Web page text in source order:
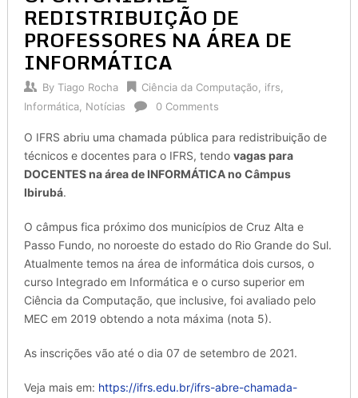
REDISTRIBUIÇÃO DE
PROFESSORES NA ÁREA DE
INFORMÁTICA
By Tiago Rocha Ciência da Computação ifrs
Informática, Notícias 0 Comments
O IFRS abriu uma chamada pública para redistribuição de
técnicos e docentes para o IFRS, tendo vagas para
DOCENTES na área de INFORMÁTICA no Câmpus
Ibirubá.
O câmpus fica próximo dos municípios de Cruz Alta e
Passo Fundo, no noroeste do estado do Rio Grande do Sul.
Atualmente temos na área de informática dois cursos, o
curso Integrado em Informática e o curso superior em
Ciência da Computação, que inclusive, foi avaliado pelo
MEC em 2019 obtendo a nota máxima (nota 5).
As inscrições vão até o dia 07 de setembro de 2021.
Veja mais em: https://ifrs.edu.br/ifrs-abre-chamada-